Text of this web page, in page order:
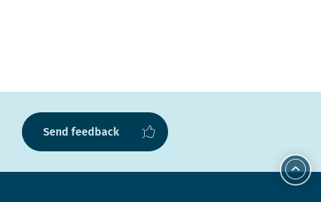
Send feedback